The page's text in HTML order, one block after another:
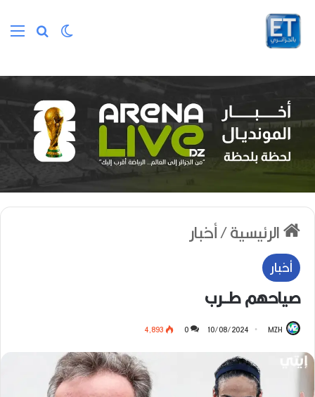
بحث عن
الوضع المظلم
الرئيسية/أخبار
أخبار
صياحهم طــرب
MZH
10/08/2024
0 4٬893